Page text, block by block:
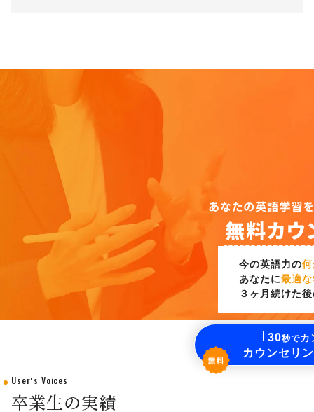
今の英語力の
あなたに最適な
３ヶ月続けた
30秒でカ
カウンセリ
Userʼs Voices
卒業生の実績